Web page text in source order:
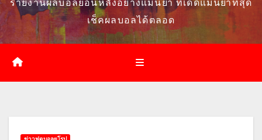
รายงานผลบอลย้อนหลังอย่างแม่นยำ ทีเด็ดแม่นยำที่สุด
เช็คผลบอลได้ตลอด